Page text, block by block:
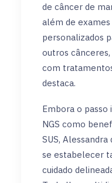
de câncer de
além de
personalizados
outros
com
destaca.
Embora o passo
NGS como
SUS,
se estabelecer
cuidado